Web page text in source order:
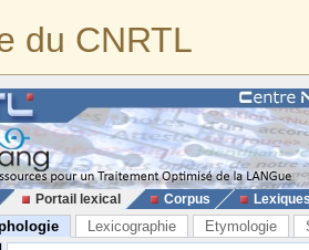
du CNRTL
Portail lexical Corpus
Lexicographie Etymologie